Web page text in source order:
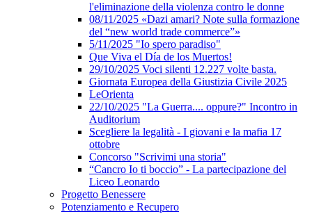
l'eliminazione della violenza contro le donne
08/11/2025 «Dazi amari? Note sulla formazione
del “new world trade commerce”»
5/11/2025 "Io spero paradiso"
Que Viva el Día de los Muertos!
29/10/2025 Voci silenti 12.227 volte basta.
Giornata Europea della Giustizia Civile 2025
LeOrienta
22/10/2025 "La Guerra.... oppure?" Incontro in
Auditorium
Scegliere la legalità - I giovani e la mafia 17
ottobre
Concorso "Scrivimi una storia"
“Cancro Io ti boccio” - La partecipazione del
Liceo Leonardo
Progetto Benessere
Potenziamento e Recupero